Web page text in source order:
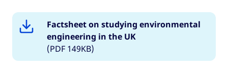
Factsheet on studying environmental
engineering in the UK
(PDF 149KB)